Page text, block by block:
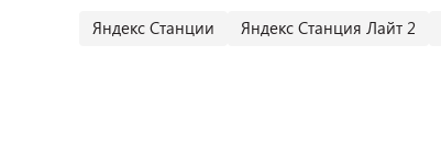
Яндекс Станции Яндекс Станция Лайт 2